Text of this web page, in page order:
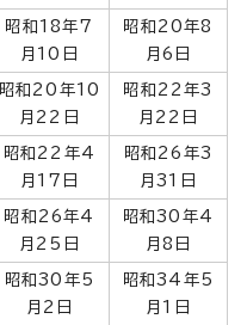
昭和18年7
月10日
昭和20年8
月6日
昭和20年10
月22日
昭和22年3
月22日
昭和22年4
月17日
昭和26年3
月31日
昭和26年4
月25日
昭和30年4
月8日
昭和30年5
月2日
昭和34年5
月1日